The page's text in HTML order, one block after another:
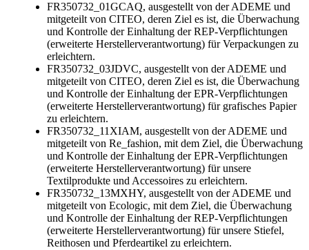
FR350732_01GCAQ, ausgestellt von der ADEME und
mitgeteilt von CITEO, deren Ziel es ist, die Überwachung
und Kontrolle der Einhaltung der REP-Verpflichtungen
(erweiterte Herstellerverantwortung) für Verpackungen zu
erleichtern.
FR350732_03JDVC, ausgestellt von der ADEME und
mitgeteilt von CITEO, deren Ziel es ist, die Überwachung
und Kontrolle der Einhaltung der EPR-Verpflichtungen
(erweiterte Herstellerverantwortung) für grafisches Papier
zu erleichtern.
FR350732_11XIAM, ausgestellt von der ADEME und
mitgeteilt von Re_fashion, mit dem Ziel, die Überwachung
und Kontrolle der Einhaltung der EPR-Verpflichtungen
(erweiterte Herstellerverantwortung) für unsere
Textilprodukte und Accessoires zu erleichtern.
FR350732_13MXHY, ausgestellt von der ADEME und
mitgeteilt von Ecologic, mit dem Ziel, die Überwachung
und Kontrolle der Einhaltung der REP-Verpflichtungen
(erweiterte Herstellerverantwortung) für unsere Stiefel,
Reithosen und Pferdeartikel zu erleichtern.